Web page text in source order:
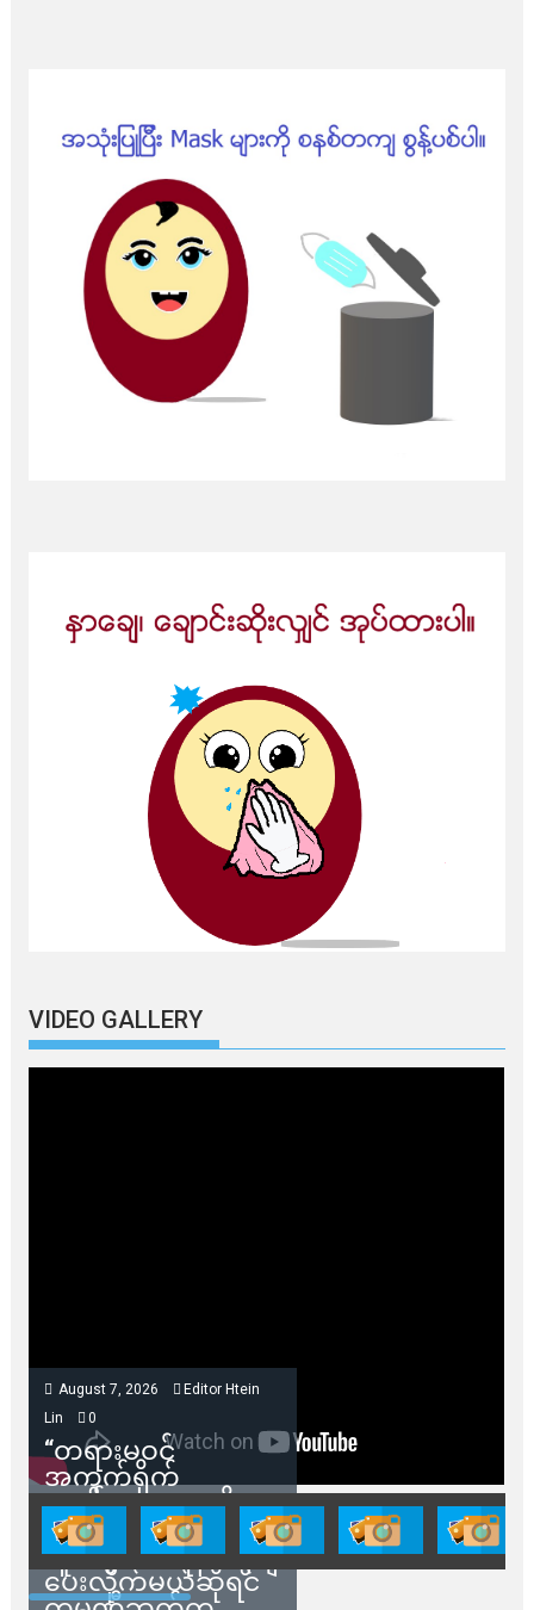
VIDEO GALLERY
August 7, 2026
Editor Htein
Lin
0
“တရားမဝင်
အကွက်ရိုက်
ရောင်းချမှုတွေကို
သက်ဆိုင်ရာတာဝန်ရှိ
သူတွေက ဂရန်တွေချ
ပေးလိုက်မယ်ဆိုရင်